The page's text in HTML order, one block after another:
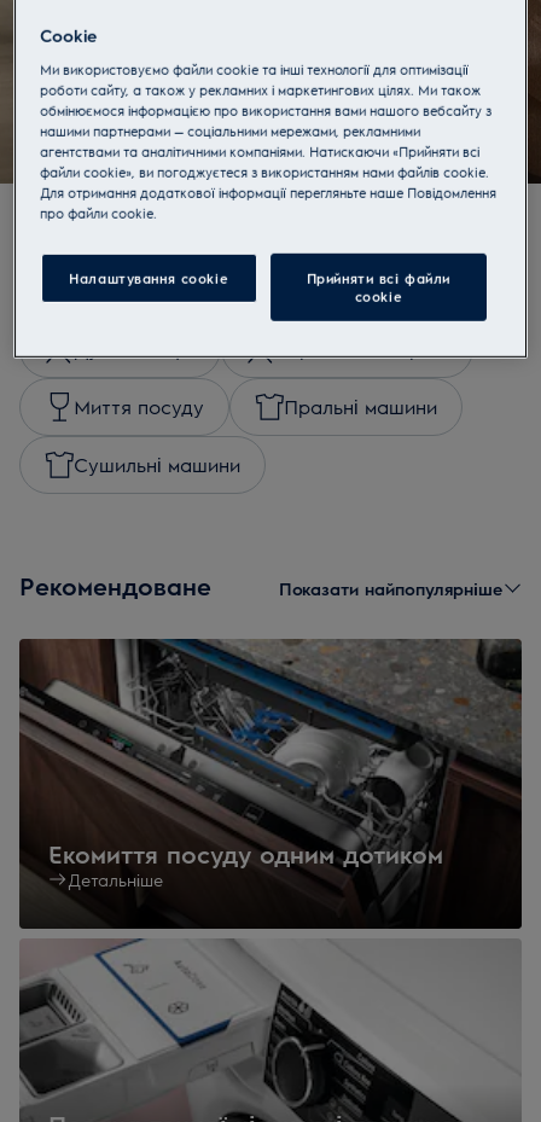
посудомийних машин
Дізнатися більше
Купувати за категоріями
Миття посуду Пральні машини
Сушильні машини
Рекомендоване Показати найпопулярніше
Екомиття посуду одним дотиком
Детальніше
Cookie
Ми використовуємо файли cookie та інші технології для оптимізації
роботи сайту, а також у рекламних і маркетингових цілях. Ми також
обмінюємося інформацією про використання вами нашого вебсайту з
нашими партнерами — соціальними мережами, рекламними
агентствами та аналітичними компаніями. Натискаючи «Прийняти всі
файли cookie», ви погоджуєтеся з використанням нами файлів cookie.
Для отримання додаткової інформації перегляньте наше Пoвідомлення
прo файли cookie.
Налаштування cookie
Прийняти всі файли
сookie